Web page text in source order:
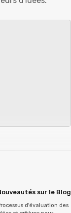
sur le Blog
d'évaluation des